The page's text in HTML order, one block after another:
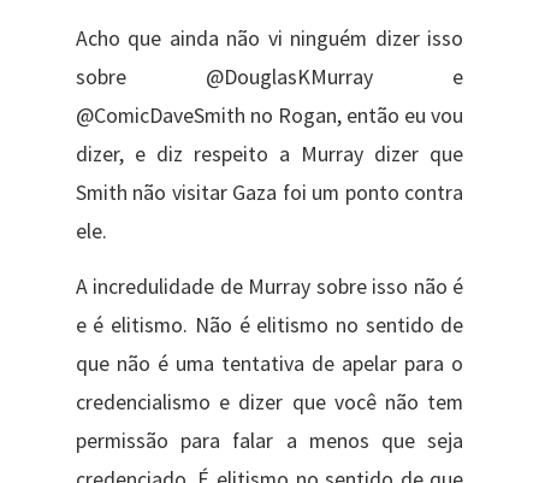
Acho que ainda não vi ninguém dizer isso
sobre @DouglasKMurray e
@ComicDaveSmith no Rogan, então eu vou
dizer, e diz respeito a Murray dizer que
Smith não visitar Gaza foi um ponto contra
ele.
A incredulidade de Murray sobre isso não é
e é elitismo. Não é elitismo no sentido de
que não é uma tentativa de apelar para o
credencialismo e dizer que você não tem
permissão para falar a menos que seja